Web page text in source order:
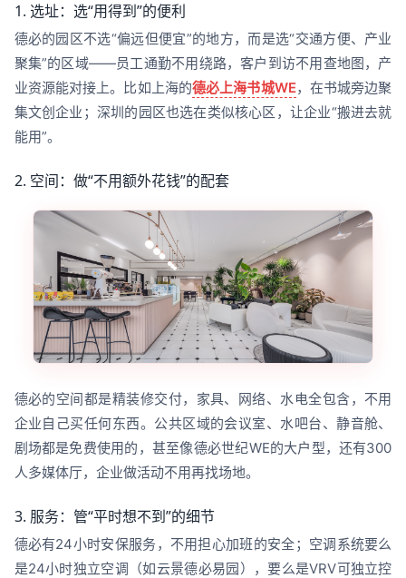
1. 选址：选“用得到”的便利
德必的园区不选“偏远但便宜”的地方，而是选“交通方便、产业
聚集”的区域——员工通勤不用绕路，客户到访不用查地图，产
业资源能对接上。比如上海的德必上海书城WE，在书城旁边聚
集文创企业；深圳的园区也选在类似核心区，让企业“搬进去就
能用”。
2. 空间：做“不用额外花钱”的配套
德必的空间都是精装修交付，家具、网络、水电全包含，不用
企业自己买任何东西。公共区域的会议室、水吧台、静音舱、
剧场都是免费使用的，甚至像德必世纪WE的大户型，还有300
人多媒体厅，企业做活动不用再找场地。
3. 服务：管“平时想不到”的细节
德必有24小时安保服务，不用担心加班的安全；空调系统要么
是24小时独立空调（如云景德必易园），要么是VRV可独立控